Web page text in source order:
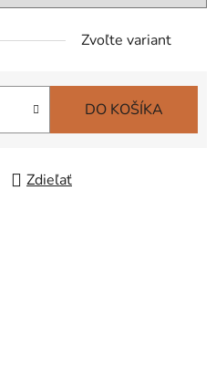
Zvoľte variant
DO KOŠÍKA
Zdieľať